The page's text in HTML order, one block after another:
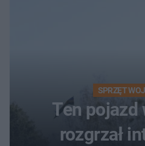
SPRZĘT
Ten pojazd
rozgrzał